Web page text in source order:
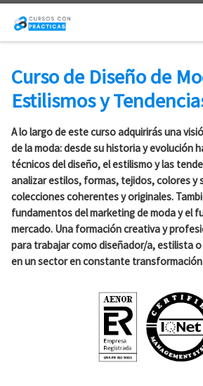
Saltar al contenido
Curso de Diseño de
Estilismos y
A lo largo de este curso adquirirás una
de la moda: desde su historia y evolución
técnicos del diseño, el estilismo y las
analizar estilos, formas, tejidos, colores y
colecciones coherentes y originales.
fundamentos del marketing de moda y el
mercado. Una formación creativa y
para trabajar como diseñador/a, estilista
en un sector en constante